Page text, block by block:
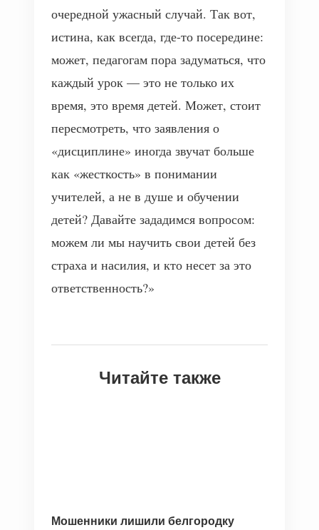
очередной ужасный случай. Так вот,
истина, как всегда, где-то посередине:
может, педагогам пора задуматься, что
каждый урок — это не только их
время, это время детей. Может, стоит
пересмотреть, что заявления о
«дисциплине» иногда звучат больше
как «жесткость» в понимании
учителей, а не в душе и обучении
детей? Давайте зададимся вопросом:
можем ли мы научить свои детей без
страха и насилия, и кто несет за это
ответственность?»
Читайте также
Мошенники лишили белгородку